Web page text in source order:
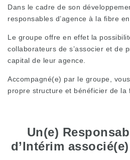
Dans le cadre de son
responsables d’agence à la fibre
Le groupe offre en effet la
collaborateurs de s’associer et de
capital de leur agence.
Accompagné(e) par le groupe,
propre structure et bénéficier de la
Un(e)
d’Intérim